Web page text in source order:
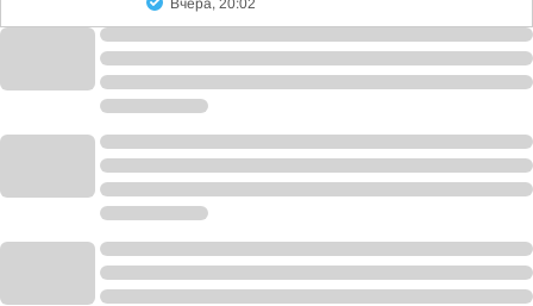
Вчера, 20:02